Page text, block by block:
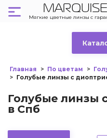
MARQUISE
Мягкие цветные линзы с
Главная По цветам
Голубые линзы с
Голубые линзы
в Спб